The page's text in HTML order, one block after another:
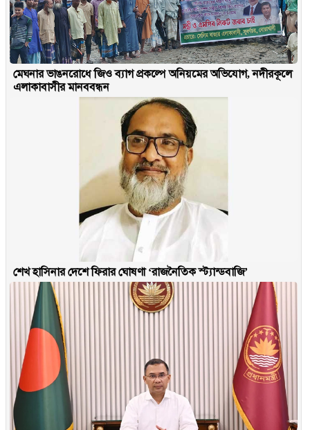
মেঘনার ভাঙনরোধে জিও ব্যাগ প্রকল্পে অনিয়মের অভিযোগ, নদীরকূলে
এলাকাবাসীর মানববন্ধন
শেখ হাসিনার দেশে ফিরার ঘোষণা ‘রাজনৈতিক স্ট্যান্ডবাজি’